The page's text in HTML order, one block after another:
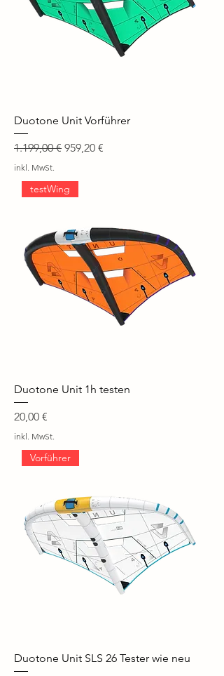
Duotone Unit Vorführer
Standardpreis
1.199,00 € Sale-Preis
959,20 €
inkl. MwSt.
testWing
Duotone Unit 1h testen
Preis
20,00 €
inkl. MwSt.
Vorführer
Duotone Unit SLS 26 Tester wie neu